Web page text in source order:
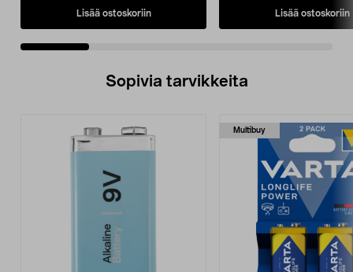
Lisää ostoskoriin Lisää ostoskoriin
Sopivia tarvikkeita
Multibuy